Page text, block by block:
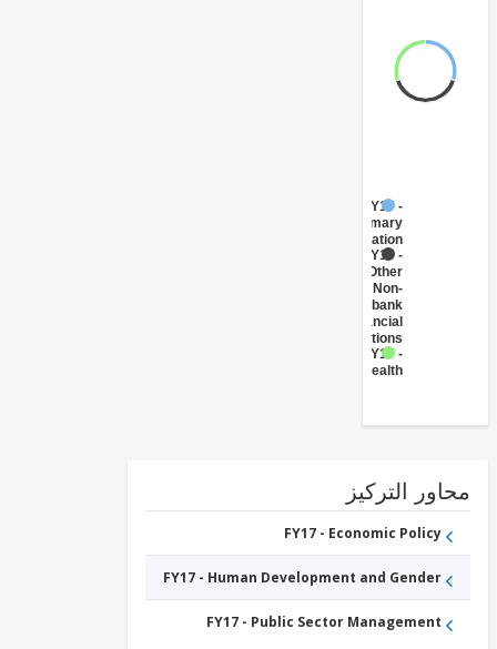
Education
Institutions
التركيز
FY17 - Economic Policy
FY17 - Human Development and Gender
FY17 - Public Sector Management